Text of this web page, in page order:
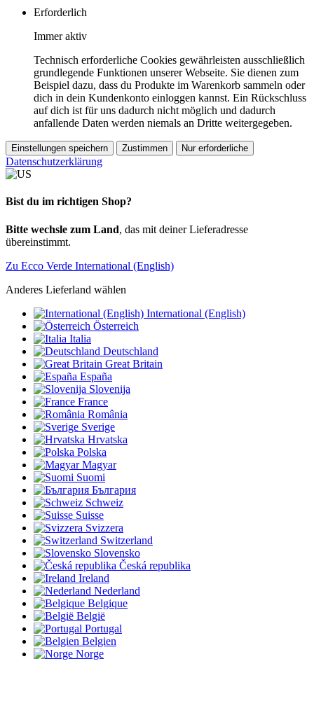
Erforderlich
Immer aktiv
Technisch erforderliche Cookies gewährleisten ausschließlich
grundlegende Funktionen unserer Webseite. Sie dienen zum
Beispiel dazu, dass du Produkte im Warenkorb sammeln oder
dich in dein Kundenkonto einloggen kannst. Ein Rückschluss
auf dich ist für uns dadurch nicht möglich und dadurch
anfallende Daten werden niemals an Dritte weitergegeben.
Einstellungen speichern Zustimmen Nur erforderliche
Datenschutzerklärung
Bist du im richtigen Shop?
Bitte wechsle zum Land, das mit deiner Lieferadresse
übereinstimmt.
Zu Ecco Verde International (English)
Anderes Lieferland wählen
International (English)
Österreich
Italia
Deutschland
Great Britain
España
Slovenija
France
România
Sverige
Hrvatska
Polska
Magyar
Suomi
България
Schweiz
Suisse
Svizzera
Switzerland
Slovensko
Česká republika
Ireland
Nederland
Belgique
België
Portugal
Belgien
Norge